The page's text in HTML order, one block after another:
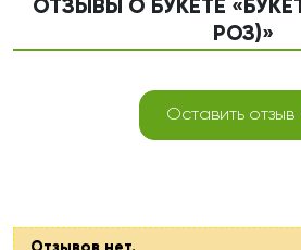
ОТЗЫВЫ О БУКЕТЕ
РОЗ)»
Оставить отзыв